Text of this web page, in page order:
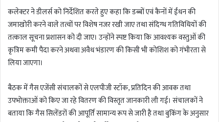
कलेक्टर ने डीलर्स को निर्देशित करते हुए कहा कि डब्बों एवं कैनों में ईंधन की
जमाखोरी करने वाले तत्वों पर विशेष नजर रखी जाए तथा संदिग्ध गतिविधियों की
तत्काल सूचना प्रशासन को दी जाए। उन्होंने स्पष्ट किया कि आवश्यक वस्तुओं की
कृत्रिम कमी पैदा करने अथवा अवैध भंडारण की किसी भी कोशिश को गंभीरता से
लिया जाएगा।
बैठक में गैस एजेंसी संचालकों से एलपीजी स्टॉक, प्रतिदिन की आवक तथा
उपभोक्ताओं को किए जा रहे वितरण की विस्तृत जानकारी ली गई। संचालकों ने
बताया कि गैस सिलेंडरों की आपूर्ति सामान्य रूप से जारी है तथा बुकिंग के अनुसार